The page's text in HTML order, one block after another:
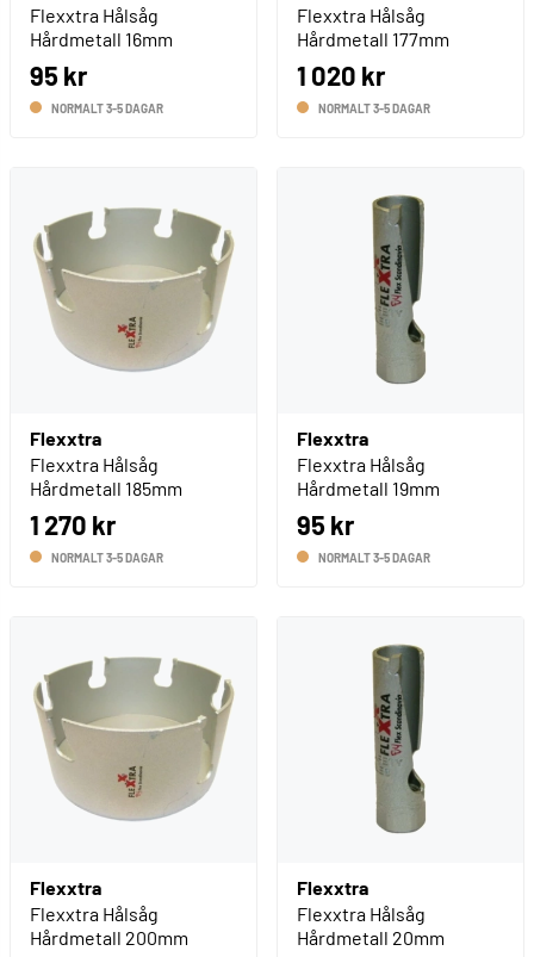
Flexxtra Hålsåg
Hårdmetall 16mm
95 kr
NORMALT 3-5 DAGAR
Flexxtra Hålsåg
Hårdmetall 177mm
1 020 kr
NORMALT 3-5 DAGAR
Flexxtra
Flexxtra Hålsåg
Hårdmetall 185mm
1 270 kr
NORMALT 3-5 DAGAR
Flexxtra
Flexxtra Hålsåg
Hårdmetall 19mm
95 kr
NORMALT 3-5 DAGAR
Flexxtra
Flexxtra Hålsåg
Hårdmetall 200mm
Flexxtra
Flexxtra Hålsåg
Hårdmetall 20mm